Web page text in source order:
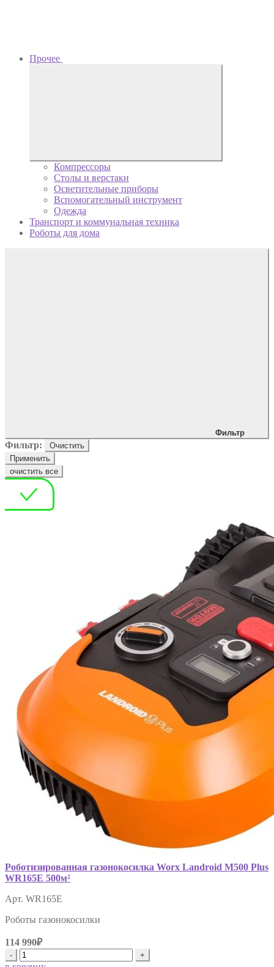
Прочее
Компрессоры
Столы и верстаки
Осветительные приборы
Вспомогательный инструмент
Одежда
Транспорт и коммунальная техника
Роботы для дома
Фильтр
Фильтр:
Очистить
Применить
очистить все
Роботизированная газонокосилка Worx Landroid M500 Plus
WR165E 500м²
Арт. WR165E
Роботы газонокосилки
114 990₽
- +